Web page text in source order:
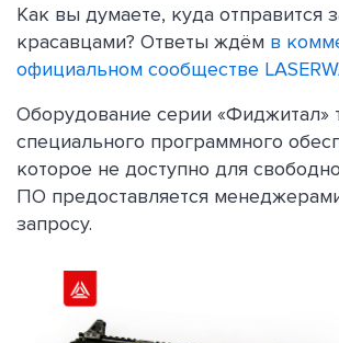
Как вы думаете, куда отправится
красавцами? Ответы ждём в
официальном сообществе
Оборудование серии «Фиджитал»
специального программного
которое не доступно для
ПО предоставляется
запросу.